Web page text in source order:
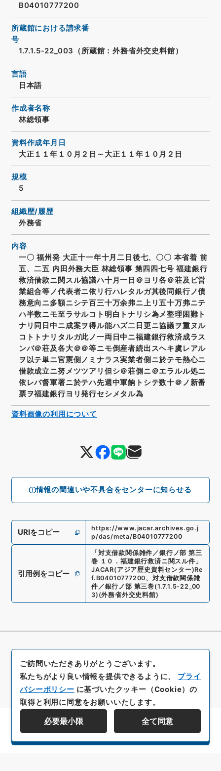
情報の間違いや不具合をセンターに知らせる
B04010777200
所蔵館における請求番
号
1.7.1.5-22_003（所蔵館：外務省外交史料館）
言語
日本語
作成者名称
林総領事
資料作成年月日
大正１１年１０月２日～大正１１年１０月２日
規模
5
組織歴/履歴
外務省
内容
一〇 福州発 大正十一年十月二日後七、〇〇 本省着 前
五、二五 内田外務大臣 林総領事 第四四七号 福建銀行
救済借款ニ関スル協議ハ十月一日＠ヨリ各＠荘及ビ営
業組合等ノ代表者ニ依リ行ハレタルガ其後同銀行ノ債
務意向ニ多額ニシテ百三十万余弗ニ上リ五十万弗ニテ
ハ半数ニモ至ラサルコト明白トナリシ為メ整理困難ト
ナリ同日中ニ成案ヲ得ル能ハズ二日更ニ協議ヲ重ヌル
コトトナリタルガ此ノ一両日中ニ福建銀行救済成ラス
ンバ＠荘及各大＠＠等ニモ倒産者続出スヘキ虞レアル
ヲ以テ単ニ官憲側ノミナラス実業者側ニ於テモ熱心ニ
借款成立ニ努メツツアリ但シ＠荘側ニ＠エラルル処ニ
依レバ督軍署ニ於テハ先週中軍餉トシテ数十＠ノ新番
票ヲ福建銀行ヨリ発行セシメタル為
URIをコピー
https://www.jacar.archives.go.j
p/das/meta/B04010777200
引用例をコピー
「 対支借款関係雑件／銀行ノ部 第三
巻 １０．福建銀行救済ニ関スル件 」
JACAR(アジア歴史資料センター)Re
f. B04010777200、 対支借款関係雑
件／銀行ノ部 第三巻(1.7.1.5-22_00
3) (外務省外交史料館)
資料画像の利用について
資料群階層を表示する
ご訪問いただきありがとうございます。
私たちがより良い情報を提供できるように、 プライ
バシーポリシー に基づいたクッキー（Cookie）の
取得と利用に同意をお願いいたします。
必要最小限 全て同意